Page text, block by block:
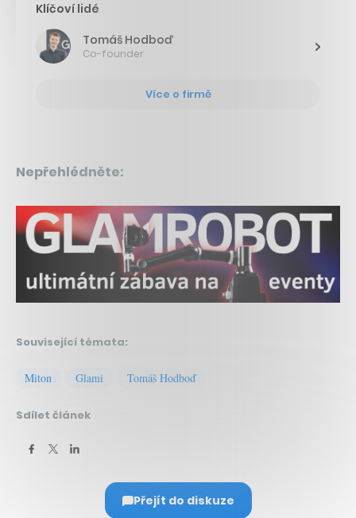
Klíčoví lidé
Tomáš Hodboď
Co-founder
Více o firmě
Nepřehlédněte:
Související témata:
Miton Glami Tomáš Hodboď
Sdílet článek
Přejít do diskuze